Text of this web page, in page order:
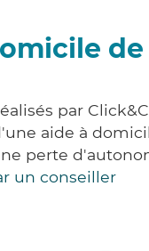
par
aide à
perte
un conseiller